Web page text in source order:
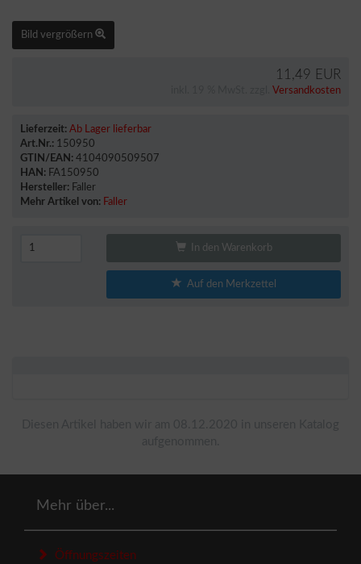
Bild vergrößern
11,49 EUR
Versandkosten
Lieferzeit: Ab Lager lieferbar
Art.Nr.: 150950
GTIN/EAN: 4104090509507
HAN: FA150950
Hersteller: Faller
Mehr Artikel von: Faller
In den Warenkorb
Auf den Merkzettel
Mehr über...
Öffnungszeiten